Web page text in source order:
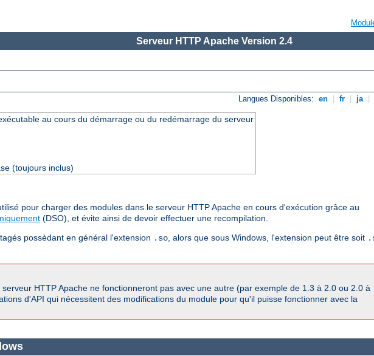
Serveur HTTP Apache Version 2.4
Langues Disponibles: en fr ja
au cours du démarrage ou du redémarrage du serveur
(toujours inclus)
pour charger des modules dans le serveur HTTP Apache en cours d'exécution grâce au
(DSO), et évite ainsi de devoir effectuer une recompilation.
possèdant en général l'extension .so, alors que sous Windows, l'extension peut être soit
HTTP Apache ne fonctionneront pas avec une autre (par exemple de 1.3 à 2.0 ou 2.0 à
d'API qui nécessitent des modifications du module pour qu'il puisse fonctionner avec la